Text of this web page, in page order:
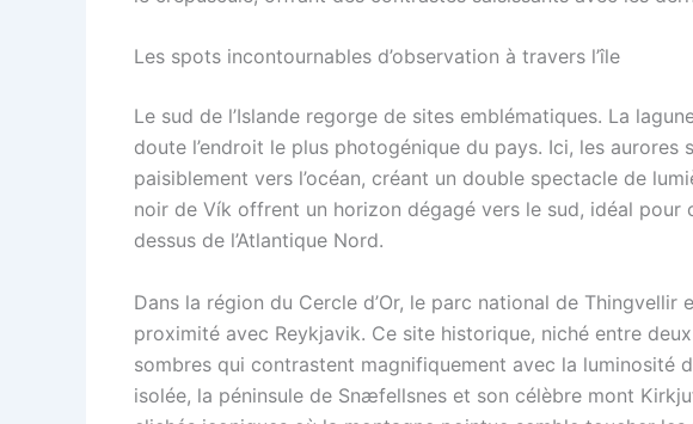
Les spots incontournables d’observation à travers l’île
Le sud de l’Islande regorge de sites emblématiques. La
doute l’endroit le plus photogénique du pays. Ici, les
paisiblement vers l’océan, créant un double spectacle de
noir de Vík offrent un horizon dégagé vers le sud, idéal pour
dessus de l’Atlantique Nord.
Dans la région du Cercle d’Or, le parc national de
proximité avec Reykjavik. Ce site historique, niché entre
sombres qui contrastent magnifiquement avec la luminosité
isolée, la péninsule de Snæfellsnes et son célèbre mont